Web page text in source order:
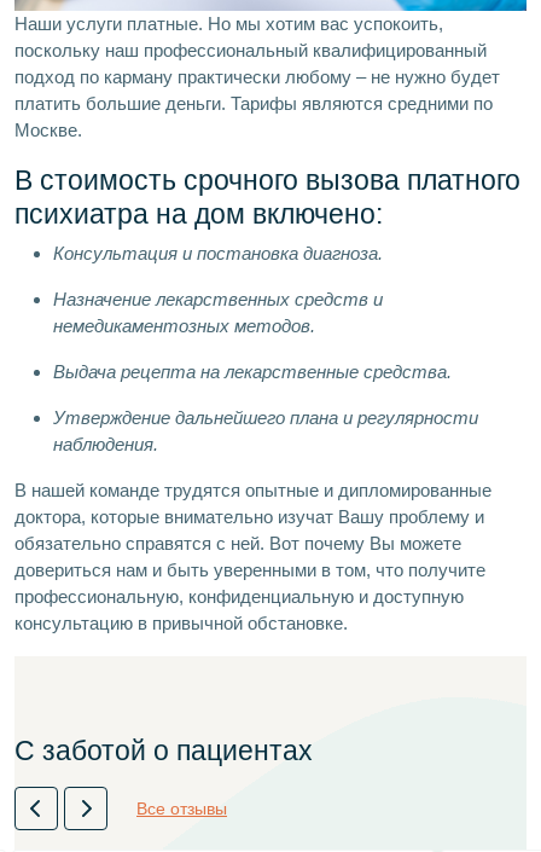
Наши услуги платные. Но мы хотим вас успокоить,
поскольку наш профессиональный квалифицированный
подход по карману практически любому – не нужно будет
платить большие деньги. Тарифы являются средними по
Москве.
В стоимость срочного вызова платного
психиатра на дом включено:
Консультация и постановка диагноза.
Назначение лекарственных средств и
немедикаментозных методов.
Выдача рецепта на лекарственные средства.
Утверждение дальнейшего плана и регулярности
наблюдения.
В нашей команде трудятся опытные и дипломированные
доктора, которые внимательно изучат Вашу проблему и
обязательно справятся с ней. Вот почему Вы можете
довериться нам и быть уверенными в том, что получите
профессиональную, конфиденциальную и доступную
консультацию в привычной обстановке.
С заботой о пациентах
Все отзывы